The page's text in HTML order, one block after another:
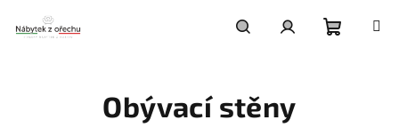
obsah
Obývací stěny